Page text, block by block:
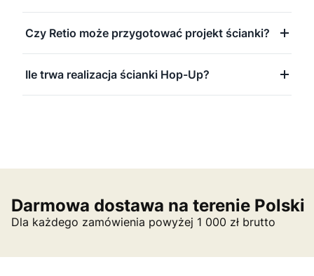
Czy Retio może przygotować projekt ścianki?
Ile trwa realizacja ścianki Hop-Up?
Darmowa dostawa na terenie Polski
Dla każdego zamówienia powyżej 1 000 zł brutto